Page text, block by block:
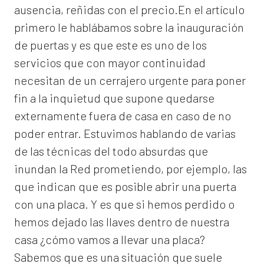
ausencia, reñidas con el precio.En el artículo
primero le hablábamos sobre la inauguración
de puertas y es que este es uno de los
servicios que con mayor continuidad
necesitan de un cerrajero urgente para poner
fin a la inquietud que supone quedarse
externamente fuera de casa en caso de no
poder entrar. Estuvimos hablando de varias
de las técnicas del todo absurdas que
inundan la Red prometiendo, por ejemplo, las
que indican que es posible abrir una puerta
con una placa. Y es que si hemos perdido o
hemos dejado las llaves dentro de nuestra
casa ¿cómo vamos a llevar una placa?
Sabemos que es una situación que suele